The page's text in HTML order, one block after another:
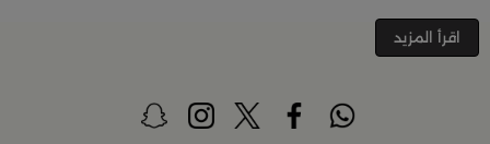
جمالية على كل زاوية في منزلك – كل ذلك وأكثر في مكان واحد.
تصفّحي الآن عبر الرابط:
اقرأ المزيد